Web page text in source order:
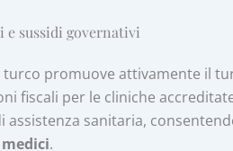
e sussidi governativi
turco promuove attivamente il
fiscali per le cliniche
assistenza sanitaria,
.